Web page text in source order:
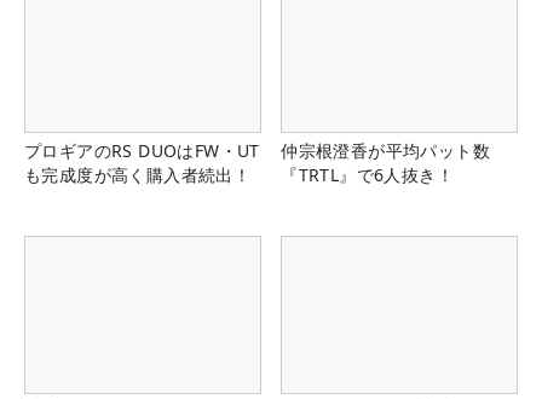
プロギアのRS DUOはFW・UT
も完成度が高く購入者続出！
仲宗根澄香が平均パット数
『TRTL』で6人抜き！